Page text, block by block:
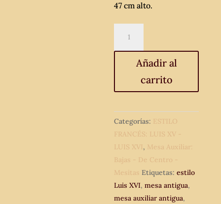
47 cm alto.
antigua
estilo
mármol
amarillo.
Mesita
auxiliar
baja
centro
de
salón
Añadir al
carrito
Categorías: ESTILO
FRANCÉS: LUIS XV -
LUIS XVI, Mesa Auxiliar:
Bajas - De Centro -
Mesitas Etiquetas:estilo
Luis XVI,mesa antigua,
mesa auxiliar antigua,